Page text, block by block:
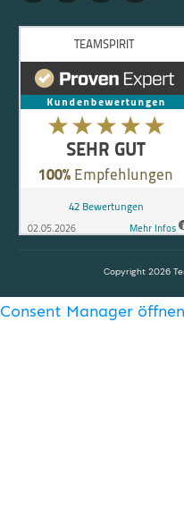
Copyright 2026
Consent Manager öffnen